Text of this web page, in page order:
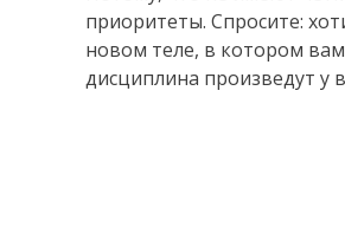
приоритеты. Спросите:
новом теле, в котором
дисциплина произведут у